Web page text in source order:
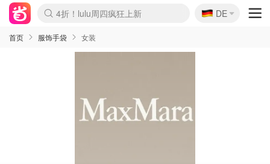
Boticinal 夏促开抢！
4折！lulu周四疯狂上新
还没结束！&OtherStories大促
Joybuy变相75折 随时失效
速领！Stanley独家85折
疑似霸哥！Camper额外叠85折
Zalando 奥莱闪促！每日更新
Moncler反季囤！5折起+叠9折
Coach Brooklyn仅€192
🇩🇪
DE
首页 服饰手袋 女装